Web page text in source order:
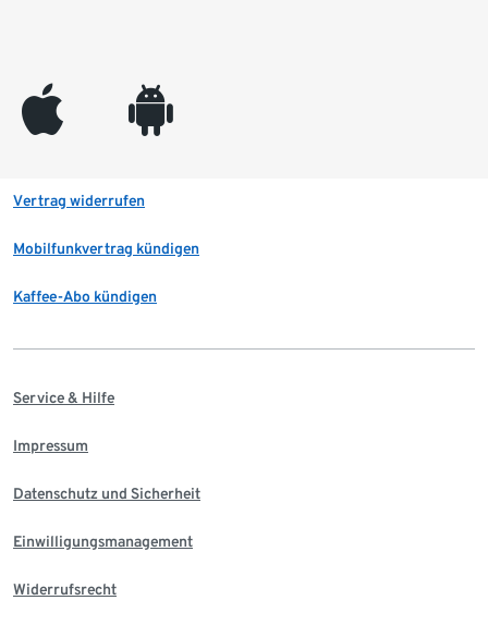
appleinc android
Vertrag widerrufen
Mobilfunkvertrag kündigen
Kaffee-Abo kündigen
Service & Hilfe
Impressum
Datenschutz und Sicherheit
Einwilligungsmanagement
Widerrufsrecht